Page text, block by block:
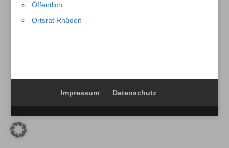
Öffentlich
Ortsrat Rhüden
Impressum Datenschutz